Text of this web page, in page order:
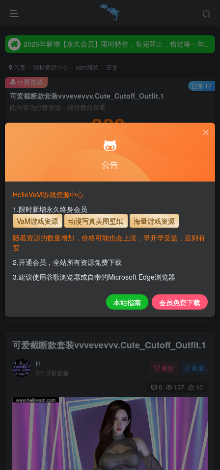
2026年新增【永久会员】限时特价，售完即止，错过等一年！！！
2026年新增【永久会员】限时特价，售完即止，错过等一年！！！
首页 VaM资源中心 vam服装 正文
可爱截断款套装vvvevevvv.Cute_Cutoff_Outfit.1
此内容为付费资源，请付费后查看
300
永久至尊会员终生有效
会员免费下载资源
主流网盘——高速下载
支付页面打不开或支付后不跳转请联系QQ：3317425885
服装使用教程
解压密码 www.hellovam.com
开通会员【免费下载】全站资源！
1.为了资源不失效！请不要在线解压！
3.有任何问题请联系客服或评论留言。
付费资源 已售 12
可爱截断款套装vvvevevvv.Cute_Cutoff_Outfit.1
H
2个月前更新
关注 私信
0 137 10
公告
HelloVaM游戏资源中心
1.限时新增永久终身会员
VaM游戏资源
动漫写真美图壁纸
海量游戏资源
随着资源的数量增加，价格可能也会上涨，早开早受益，迟则有
变
2.开通会员，全站所有资源免费下载
3.建议使用谷歌浏览器或自带的Microsoft Edge浏览器
本站指南 会员免费下载